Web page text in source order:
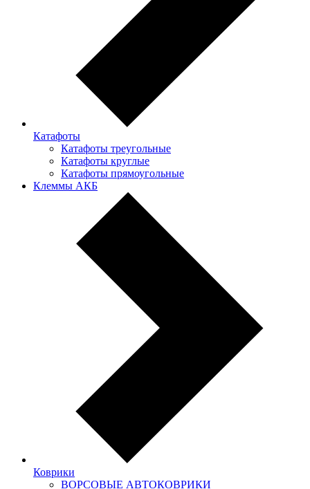
Катафоты
Катафоты треугольные
Катафоты круглые
Катафоты прямоугольные
Клеммы АКБ
Коврики
ВОРСОВЫЕ АВТОКОВРИКИ